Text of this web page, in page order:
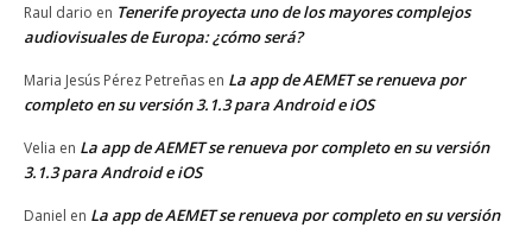
Raul dario en Tenerife proyecta uno de los mayores complejos
audiovisuales de Europa: ¿cómo será?
Maria Jesús Pérez Petreñas en La app de AEMET se renueva por
completo en su versión 3.1.3 para Android e iOS
Velia en La app de AEMET se renueva por completo en su versión
3.1.3 para Android e iOS
Daniel en La app de AEMET se renueva por completo en su versión